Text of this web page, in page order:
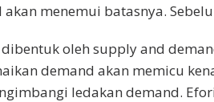
menemui batasnya.
oleh supply and
demand akan memicu
ledakan demand.